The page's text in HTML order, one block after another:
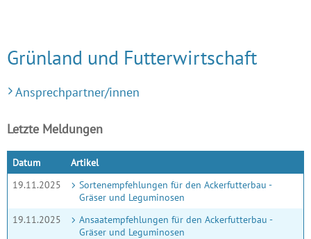
Grünland und Futterwirtschaft
Ansprechpartner/innen
Letzte Meldungen
Datum
Artikel
19.11.2025
Sortenempfehlungen für den Ackerfutterbau -
Gräser und Leguminosen
19.11.2025
Ansaatempfehlungen für den Ackerfutterbau -
Gräser und Leguminosen